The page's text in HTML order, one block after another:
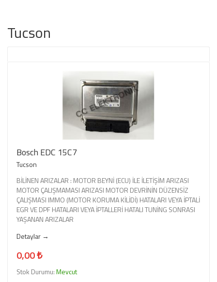
Tucson
Bosch EDC 15C7
Tucson
BİLİNEN ARIZALAR : MOTOR BEYNİ (ECU) İLE İLETİŞİM ARIZASI
MOTOR ÇALIŞMAMASI ARIZASI MOTOR DEVRİNİN DÜZENSİZ
ÇALIŞMASI IMMO (MOTOR KORUMA KİLİDİ) HATALARI VEYA İPTALİ
EGR VE DPF HATALARI VEYA İPTALLERİ HATALI TUNİNG SONRASI
YAŞANAN ARIZALAR
Detaylar →
0,00 ₺
Stok Durumu:Mevcut